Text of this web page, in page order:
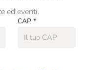
ed eventi.
CAP *